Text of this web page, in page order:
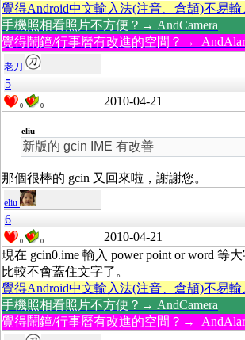
覺得Android中文輸入法(注音、倉頡)不易
手機照相看照片不方便？→ AndCamera
覺得鬧鐘/行事曆有改進的空間？→
老刀
5
0 0 2010-04-21
eliu
新版的 gcin IME 有改善
那個很棒的 gcin 又回來啦，謝謝您。
eliu
6
0 0 2010-04-21
現在 gcin0.ime 輸入 power point or word 等
比較不會蓋住文字了。
覺得Android中文輸入法(注音、倉頡)不易
手機照相看照片不方便？→ AndCamera
覺得鬧鐘/行事曆有改進的空間？→